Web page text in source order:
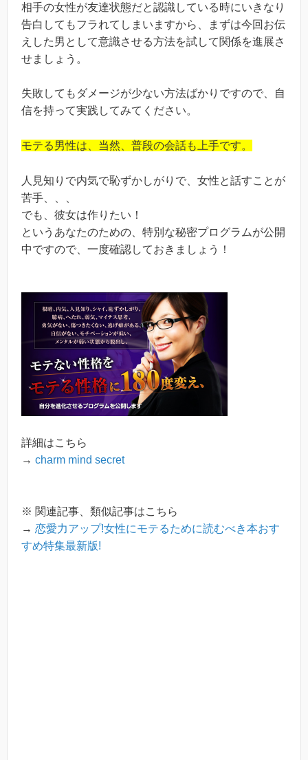
相手の女性が友達状態だと認識している時にいきなり
告白してもフラれてしまいますから、まずは今回お伝
えした男として意識させる方法を試して関係を進展さ
せましょう。
失敗してもダメージが少ない方法ばかりですので、自
信を持って実践してみてください。
モテる男性は、当然、普段の会話も上手です。
人見知りで内気で恥ずかしがりで、女性と話すことが
苦手、、、
でも、彼女は作りたい！
というあなたのための、特別な秘密プログラムが公開
中ですので、一度確認しておきましょう！
詳細はこちら
→ charm mind secret
※ 関連記事、類似記事はこちら
→ 恋愛力アップ!女性にモテるために読むべき本おす
すめ特集最新版!